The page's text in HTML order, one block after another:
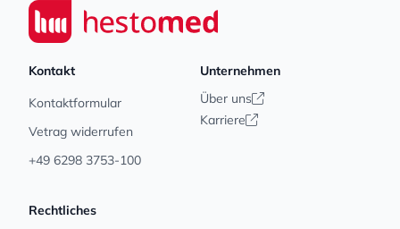
Seiwert GmbH
Kontakt
Kontaktformular
Vetrag widerrufen
+49 6298 3753-100
Unternehmen
Über uns
Karriere
Rechtliches